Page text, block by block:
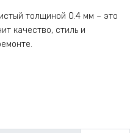
толщиной 0.4 мм – это
качество, стиль и